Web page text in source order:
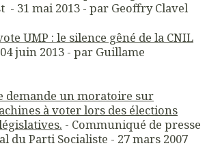
- 31 mai 2013 - par Geoffry Clavel
UMP : le silence gêné de la CNIL
juin 2013 - par Guillame
demande un moratoire sur
à voter lors des élections
- Communiqué de presse
du Parti Socialiste - 27 mars 2007